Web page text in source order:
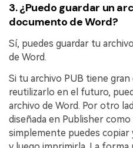
3.¿Puedo guardar un
documento de Word?
Sí, puedes guardar tu
de Word.
Si tu archivo PUB tiene
reutilizarlo en el futuro,
archivo de Word. Por otro
diseñada en Publisher
simplemente puedes copiar